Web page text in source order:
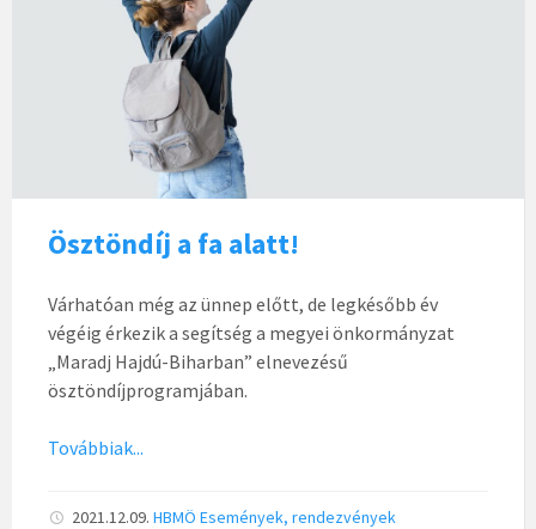
Ösztöndíj a fa alatt!
Várhatóan még az ünnep előtt, de legkésőbb év
végéig érkezik a segítség a megyei önkormányzat
„Maradj Hajdú-Biharban” elnevezésű
ösztöndíjprogramjában.
Továbbiak...
2021.12.09. HBMÖ Események, rendezvények